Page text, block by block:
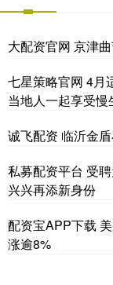
大配资官网 京津
七星策略官网 4月
当地人一起享受慢
诚飞配资 临沂金
私募配资平台 受
兴兴再添新身份
配资宝APP下载
涨逾8%